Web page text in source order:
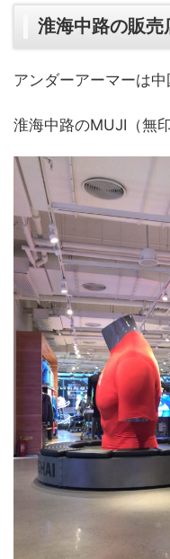
淮海中路の販売
アンダーアーマーは中
淮海中路のMUJI（無